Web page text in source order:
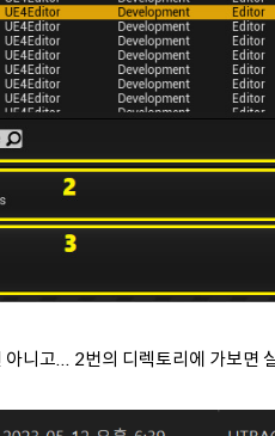
니고... 2번의 디렉토리에 가보면